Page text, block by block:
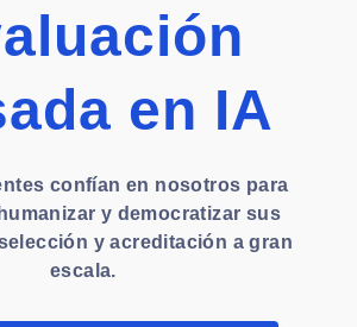
en IA
confían en nosotros para
y democratizar sus
y acreditación a gran
escala.